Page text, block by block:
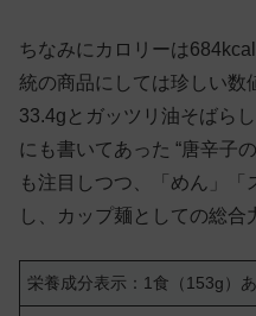
ちなみにカロリーは
統の商品にしては珍しい数
33.4gとガッツリ油そばら
にも書いてあった “唐辛子
も注目しつつ、「めん」「
し、カップ麺としての総合
栄養成分表示：1食（153g）